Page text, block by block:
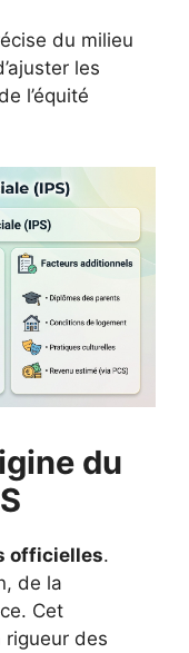
du milieu
les
l’équité
du
officielles.
de la
Cet
rigueur des